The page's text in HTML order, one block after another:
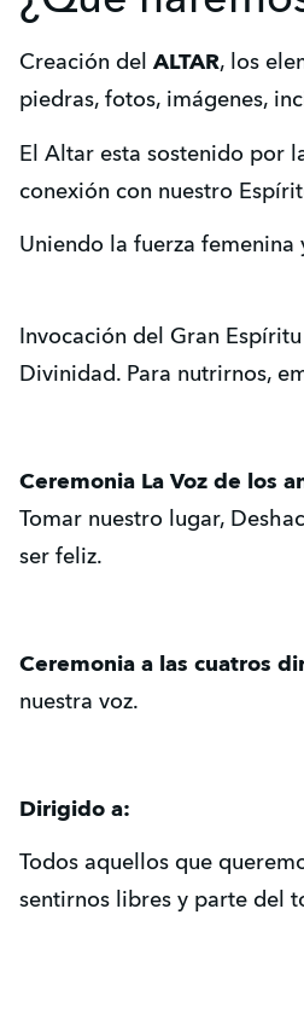
Creación del ALTAR, los
piedras, fotos, imágenes,
El Altar esta sostenido por
conexión con nuestro
Uniendo la fuerza femenina
Invocación del Gran
Divinidad. Para nutrirnos,
Ceremonia La Voz de los
Tomar nuestro lugar,
ser feliz.
Ceremonia a las cuatros
nuestra voz.
Dirigido a:
Todos aquellos que
sentirnos libres y parte del